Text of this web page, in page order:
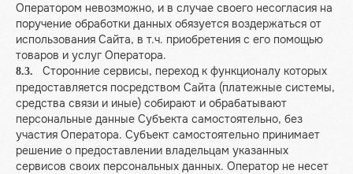
Оператором невозможно, и в случае своего несогласия на
поручение обработки данных обязуется воздержаться от
использования Сайта, в т.ч. приобретения с его помощью
товаров и услуг Оператора.
8.3. Сторонние сервисы, переход к функционалу которых
предоставляется посредством Сайта (платежные системы,
средства связи и иные) собирают и обрабатывают
персональные данные Субъекта самостоятельно, без
участия Оператора. Субъект самостоятельно принимает
решение о предоставлении владельцам указанных
сервисов своих персональных данных. Оператор не несет